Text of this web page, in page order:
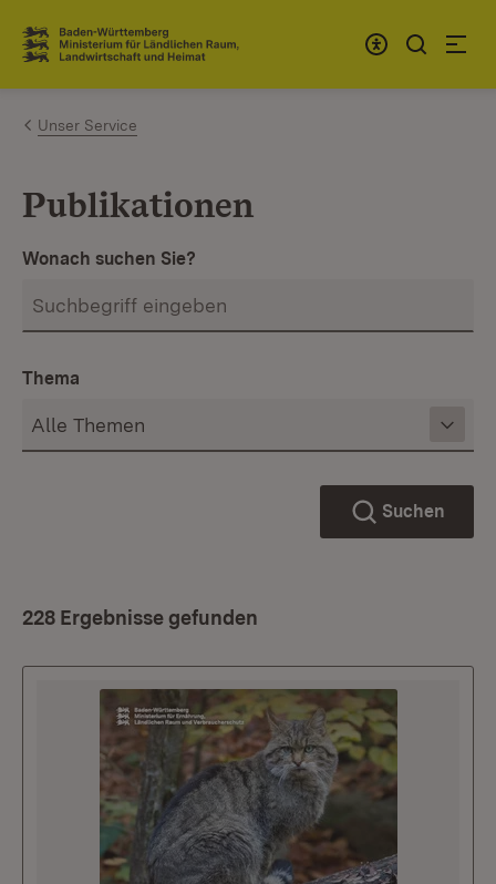
Zum Inhalt springen
Link zur Startseite
Unser Service
Publikationen
Wonach suchen Sie?
Thema
Suchen
228 Ergebnisse gefunden